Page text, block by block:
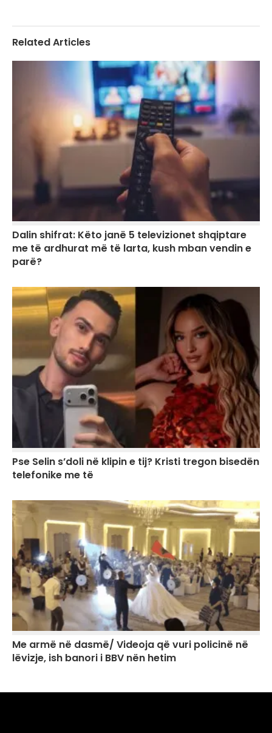
Related Articles
Dalin shifrat: Këto janë 5 televizionet shqiptare
me të ardhurat më të larta, kush mban vendin e
parë?
Pse Selin s’doli në klipin e tij? Kristi tregon bisedën
telefonike me të
Me armë në dasmë/ Videoja që vuri policinë në
lëvizje, ish banori i BBV nën hetim